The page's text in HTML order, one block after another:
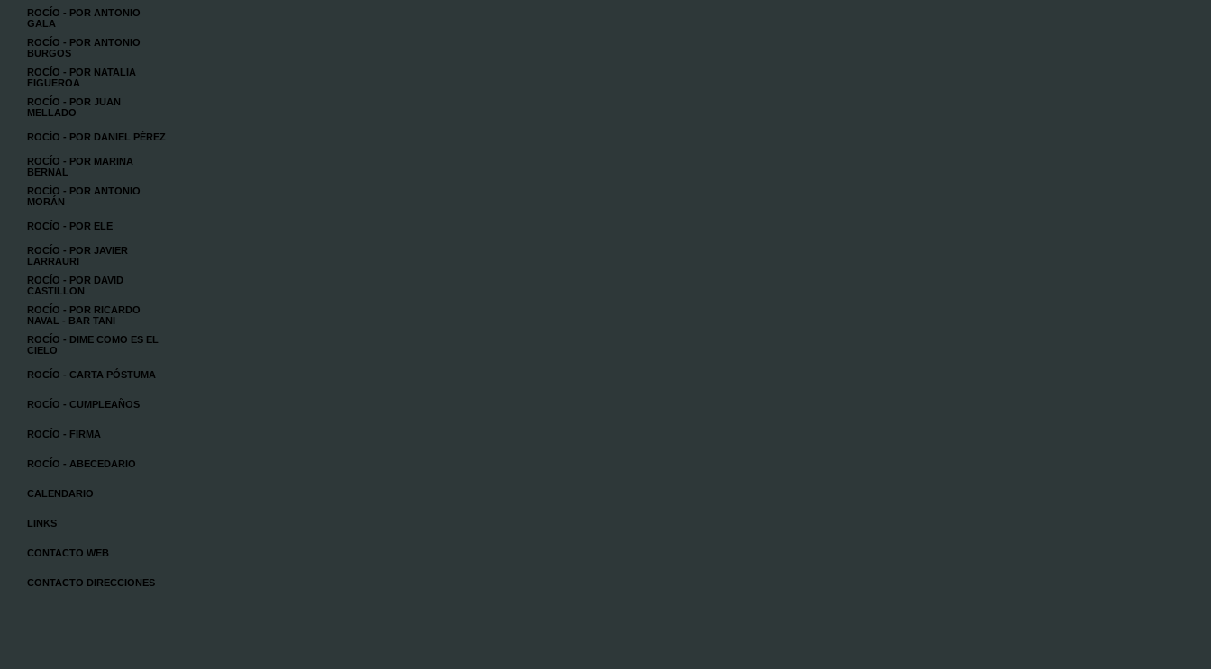
ROCÍO - POR ANTONIO
GALA
ROCÍO - POR ANTONIO
BURGOS
ROCÍO - POR NATALIA
FIGUEROA
ROCÍO - POR JUAN
MELLADO
ROCÍO - POR DANIEL PÉREZ
ROCÍO - POR MARINA
BERNAL
ROCÍO - POR ANTONIO
MORÁN
ROCÍO - POR ELE
ROCÍO - POR JAVIER
LARRAURI
ROCÍO - POR DAVID
CASTILLON
ROCÍO - POR RICARDO
NAVAL - BAR TANI
ROCÍO - DIME COMO ES EL
CIELO
ROCÍO - CARTA PÓSTUMA
ROCÍO - CUMPLEAÑOS
ROCÍO - FIRMA
ROCÍO - ABECEDARIO
CALENDARIO
LINKS
CONTACTO WEB
CONTACTO DIRECCIONES